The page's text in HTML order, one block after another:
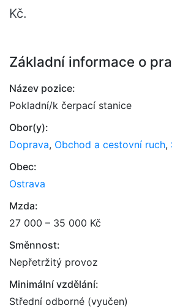
Kč.
Základní informace o
Název pozice:
Pokladní/k čerpací stanice
Obor(y):
Doprava, Obchod a cestovní ruch,
Obec:
Ostrava
Mzda:
27 000 – 35 000 Kč
Směnnost:
Nepřetržitý provoz
Minimální vzdělání:
Střední odborné (vyučen)